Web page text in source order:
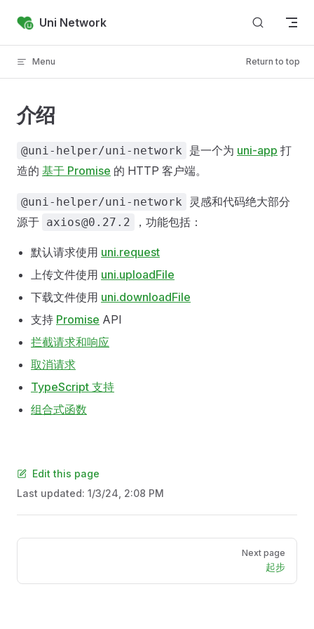
Skip to content
Uni Network
Menu Return to top
介绍
@uni-helper/uni-network 是一个为 uni-app 打
造的 基于 Promise 的 HTTP 客户端。
@uni-helper/uni-network
灵感和代码绝大部分
源于 axios@0.27.2 ，功能包括：
默认请求使用 uni.request
上传文件使用 uni.uploadFile
下载文件使用 uni.downloadFile
支持 Promise API
拦截请求和响应
取消请求
TypeScript 支持
组合式函数
Edit this page
Last updated: 1/3/24, 2:08 PM
Pager
Next page
起步